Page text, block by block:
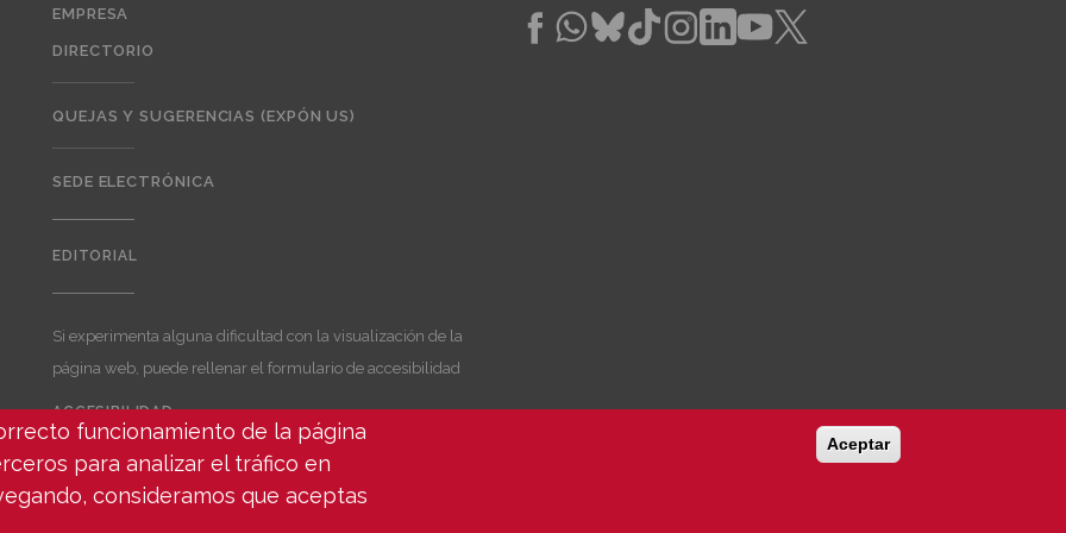
EMPRESA
DIRECTORIO
QUEJAS Y SUGERENCIAS (EXPÓN US)
SEDE ELECTRÓNICA
EDITORIAL
Si experimenta alguna dificultad con la visualización de la
página web, puede rellenar el formulario de accesibilidad
User
account
menu
ACCESIBILIDAD
-
funcionamiento de la página
para analizar el tráfico en
consideramos que aceptas
Aceptar